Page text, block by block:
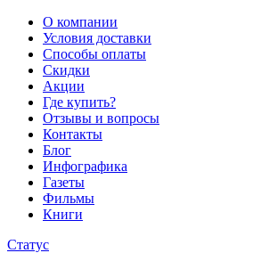
О компании
Условия доставки
Способы оплаты
Скидки
Акции
Где купить?
Отзывы и вопросы
Контакты
Блог
Инфографика
Газеты
Фильмы
Книги
Статус